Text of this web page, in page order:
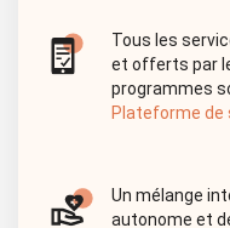
Tous les
et offerts par
programmes
Plateforme de
Un mélange
autonome et